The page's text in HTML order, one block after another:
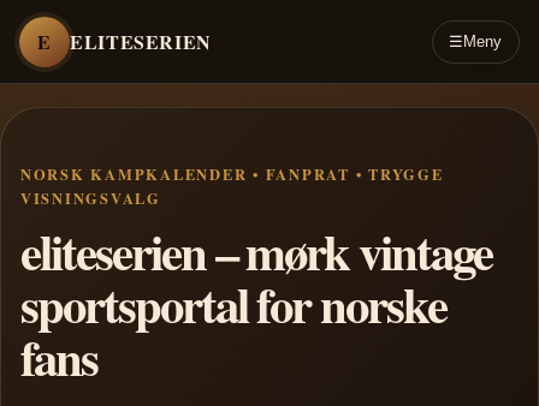
E ELITESERIEN ☰ Meny
NORSK KAMPKALENDER • FANPRAT • TRYGGE
VISNINGSVALG
eliteserien – mørk vintage
sportsportal for norske
fans